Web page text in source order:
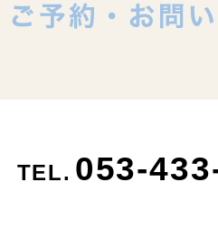
TEL.053-